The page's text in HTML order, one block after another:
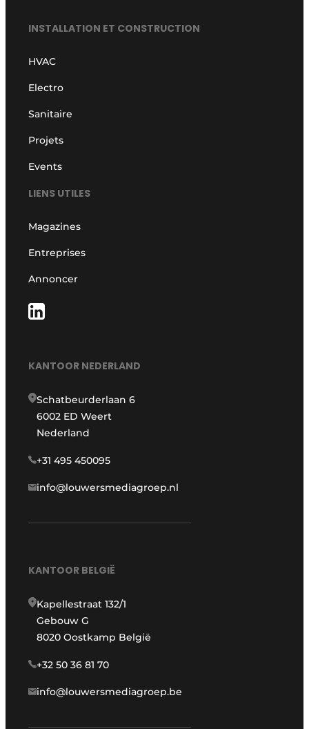
INSTALLATION ET CONSTRUCTION
HVAC
Electro
Sanitaire
Projets
Events
LIENS UTILES
Magazines
Entreprises
Annoncer
KANTOOR NEDERLAND
Schatbeurderlaan 6
6002 ED Weert
Nederland
+31 495 450095
info@louwersmediagroep.nl
KANTOOR BELGIË
Kapellestraat 132/1
Gebouw G
8020 Oostkamp België
+32 50 36 81 70
info@louwersmediagroep.be